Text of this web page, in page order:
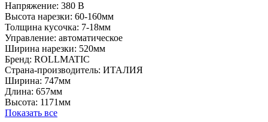
Напряжение: 380 В
Высота нарезки: 60-160мм
Толщина кусочка: 7-18мм
Управление: автоматическое
Ширина нарезки: 520мм
Бренд: ROLLMATIC
Страна-производитель: ИТАЛИЯ
Ширина: 747мм
Длина: 657мм
Высота: 1171мм
Показать все